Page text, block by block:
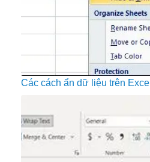
Các cách ẩn dữ liệu trên Excel